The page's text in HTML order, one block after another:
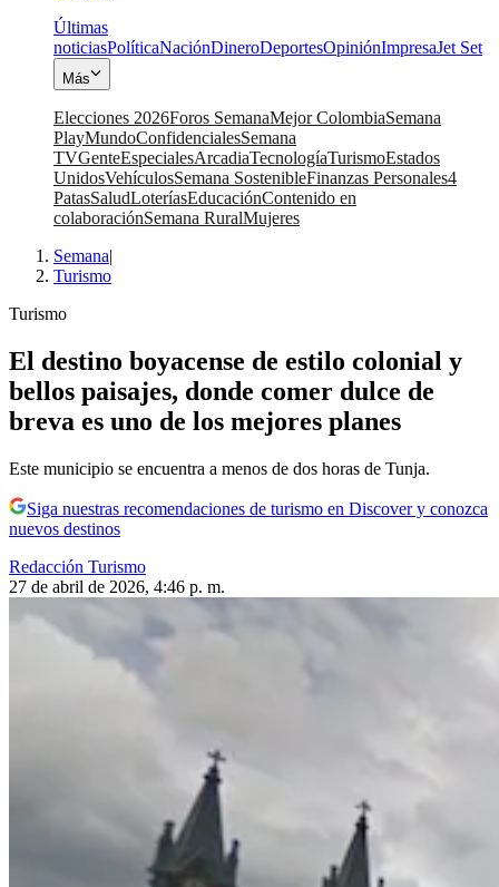
Últimas
noticiasPolíticaNaciónDineroDeportesOpiniónImpresaJet Set
Más
Elecciones 2026Foros SemanaMejor ColombiaSemana
PlayMundoConfidencialesSemana
TVGenteEspecialesArcadiaTecnologíaTurismoEstados
UnidosVehículosSemana SostenibleFinanzas Personales4
PatasSaludLoteríasEducaciónContenido en
colaboraciónSemana RuralMujeres
Semana|
Turismo
Turismo
El destino boyacense de estilo colonial y
bellos paisajes, donde comer dulce de
breva es uno de los mejores planes
Este municipio se encuentra a menos de dos horas de Tunja.
Siga nuestras recomendaciones de turismo en Discover y conozca
nuevos destinos
Redacción Turismo
27 de abril de 2026, 4:46 p. m.